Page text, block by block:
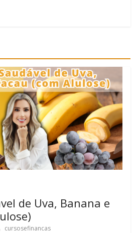
de Uva, Banana e
cursosefinancas